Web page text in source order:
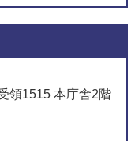
領1515 本庁舎2階